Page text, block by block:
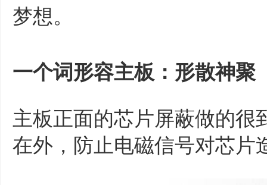
梦想。
一个词形容主板：形散神聚
主板正面的芯片屏蔽做的很
在外，防止电磁信号对芯片